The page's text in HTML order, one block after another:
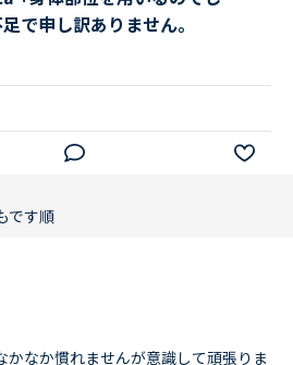
で申し訳ありません。
です順
かなか慣れませんが意識して頑張りま